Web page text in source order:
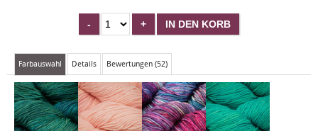
Farbauswahl Details Bewertungen (52)